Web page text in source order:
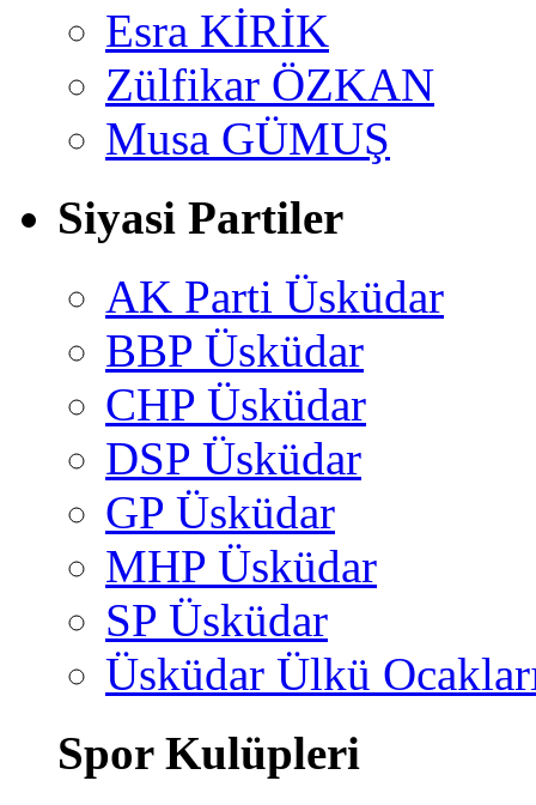
Esra KİRİK
Zülfikar ÖZKAN
Musa GÜMUŞ
Siyasi Partiler
AK Parti Üsküdar
BBP Üsküdar
CHP Üsküdar
DSP Üsküdar
GP Üsküdar
MHP Üsküdar
SP Üsküdar
Üsküdar Ülkü
Spor Kulüpleri